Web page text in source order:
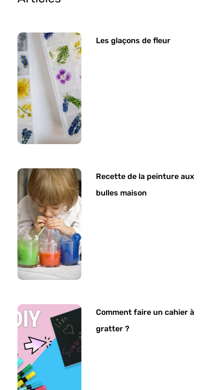
Les glaçons de fleur
Recette de la peinture aux
bulles maison
Comment faire un cahier à
gratter ?